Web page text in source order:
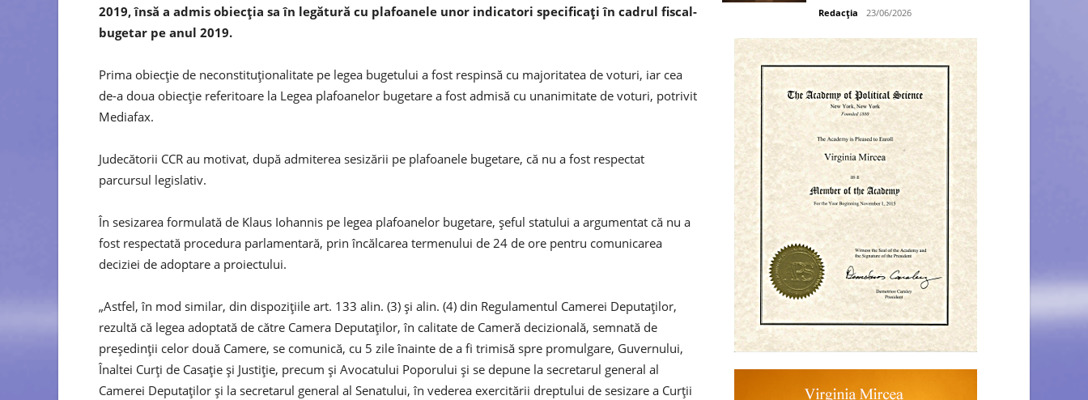
2019, însă a admis obiecţia sa în legătură cu plafoanele unor indicatori specificaţi în cadrul fiscal-
bugetar pe anul 2019.
Prima obiecţie de neconstituţionalitate pe legea bugetului a fost respinsă cu majoritatea de voturi, iar cea
de-a doua obiecţie referitoare la Legea plafoanelor bugetare a fost admisă cu unanimitate de voturi, potrivit
Mediafax.
Judecătorii CCR au motivat, după admiterea sesizării pe plafoanele bugetare, că nu a fost respectat
parcursul legislativ.
În sesizarea formulată de Klaus Iohannis pe legea plafoanelor bugetare, şeful statului a argumentat că nu a
fost respectată procedura parlamentară, prin încălcarea termenului de 24 de ore pentru comunicarea
deciziei de adoptare a proiectului.
„Astfel, în mod similar, din dispoziţiile art. 133 alin. (3) şi alin. (4) din Regulamentul Camerei Deputaţilor,
rezultă că legea adoptată de către Camera Deputaţilor, în calitate de Cameră decizională, semnată de
preşedinţii celor două Camere, se comunică, cu 5 zile înainte de a fi trimisă spre promulgare, Guvernului,
Înaltei Curţi de Casaţie şi Justiţie, precum şi Avocatului Poporului şi se depune la secretarul general al
Camerei Deputaţilor şi la secretarul general al Senatului, în vederea exercitării dreptului de sesizare a Curţii
Redacția 23/06/2026